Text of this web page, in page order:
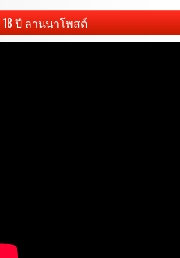
18 ปี ลานนาโพสต์